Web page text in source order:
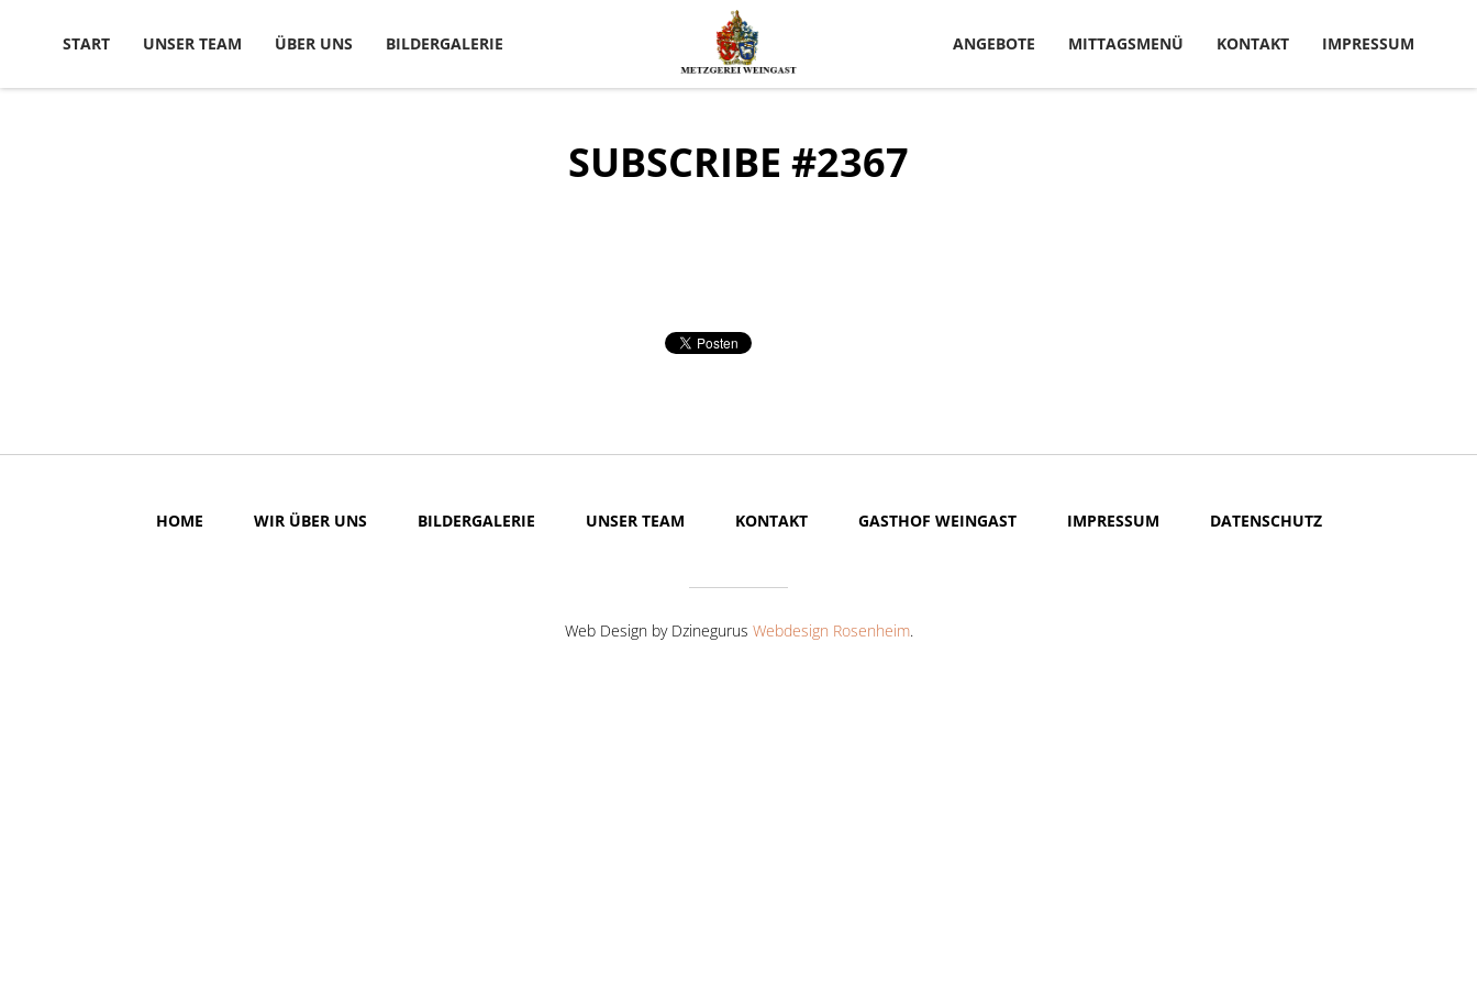
START UNSER TEAM ÜBER UNS BILDERGALERIE ANGEBOTE MITTAGSMENÜ KONTAKT IMPRESSUM
SUBSCRIBE #2367
HOME WIR ÜBER UNS BILDERGALERIE UNSER TEAM KONTAKT GASTHOF WEINGAST IMPRESSUM DATENSCHUTZ
Web Design by Dzinegurus Webdesign Rosenheim.